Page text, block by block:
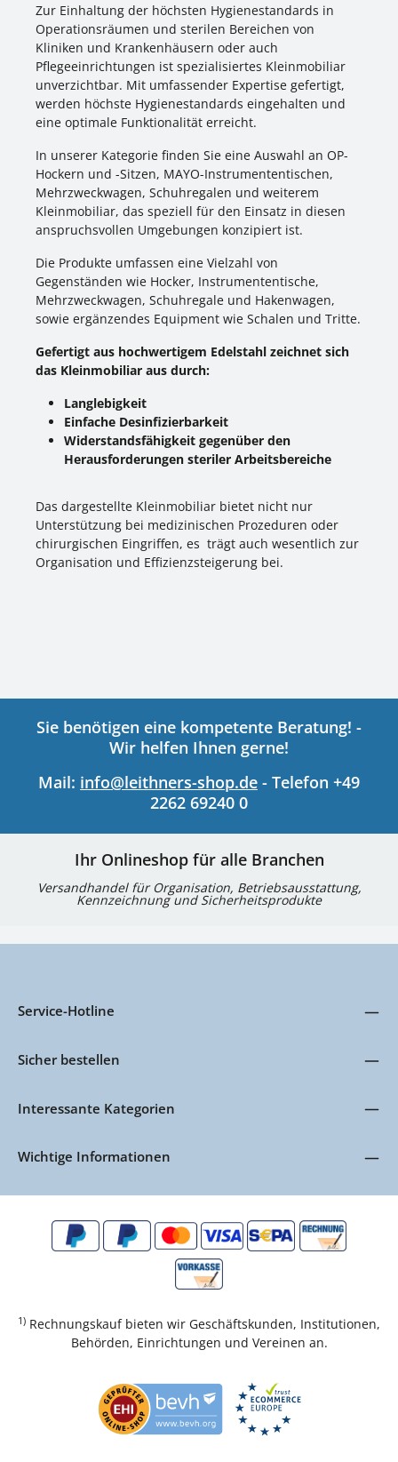
Zur Einhaltung der höchsten Hygienestandards in
Operationsräumen und sterilen Bereichen von
Kliniken und Krankenhäusern oder auch
Pflegeeinrichtungen ist spezialisiertes Kleinmobiliar
unverzichtbar. Mit umfassender Expertise gefertigt,
werden höchste Hygienestandards eingehalten und
eine optimale Funktionalität erreicht.
In unserer Kategorie finden Sie eine Auswahl an OP-
Hockern und -Sitzen, MAYO-Instrumententischen,
Mehrzweckwagen, Schuhregalen und weiterem
Kleinmobiliar, das speziell für den Einsatz in diesen
anspruchsvollen Umgebungen konzipiert ist.
Die Produkte umfassen eine Vielzahl von
Gegenständen wie Hocker, Instrumententische,
Mehrzweckwagen, Schuhregale und Hakenwagen,
sowie ergänzendes Equipment wie Schalen und Tritte.
Gefertigt aus hochwertigem Edelstahl zeichnet sich
das Kleinmobiliar aus durch:
Langlebigkeit
Einfache Desinfizierbarkeit
Widerstandsfähigkeit gegenüber den
Herausforderungen steriler Arbeitsbereiche
Das dargestellte Kleinmobiliar bietet nicht nur
Unterstützung bei medizinischen Prozeduren oder
chirurgischen Eingriffen, es trägt auch wesentlich zur
Organisation und Effizienzsteigerung bei.
Sie benötigen eine kompetente Beratung! -
Wir helfen Ihnen gerne!
Mail: info@leithners-shop.de - Telefon +49
2262 69240 0
Ihr Onlineshop für alle Branchen
Versandhandel für Organisation, Betriebsausstattung,
Kennzeichnung und Sicherheitsprodukte
Service-Hotline
Sicher bestellen
Interessante Kategorien
Wichtige Informationen
1) Rechnungskauf bieten wir Geschäftskunden, Institutionen,
Behörden, Einrichtungen und Vereinen an.